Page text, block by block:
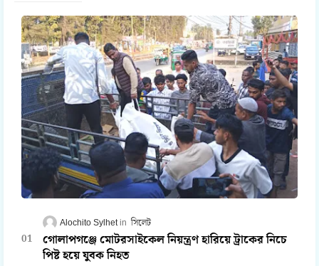
Alochito Sylhet সিলেট
গোলাপগঞ্জে মোটরসাইকেল নিয়ন্ত্রণ হারিয়ে ট্রাকের নিচে
পিষ্ট হয়ে যুবক নিহত